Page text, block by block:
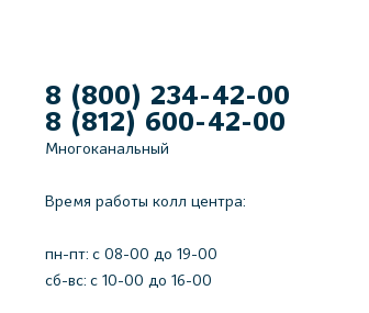
8 (800) 234-42-00
8 (812) 600-42-00
Многоканальный
Время работы колл центра:
пн-пт: c 08-00 до 19-00
сб-вс: с 10-00 до 16-00